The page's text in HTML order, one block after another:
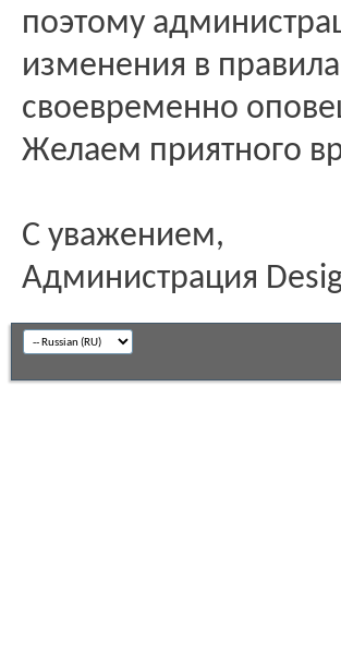
поэтому
изменения в
своевременно
Желаем приятного
С уважением,
Администрация